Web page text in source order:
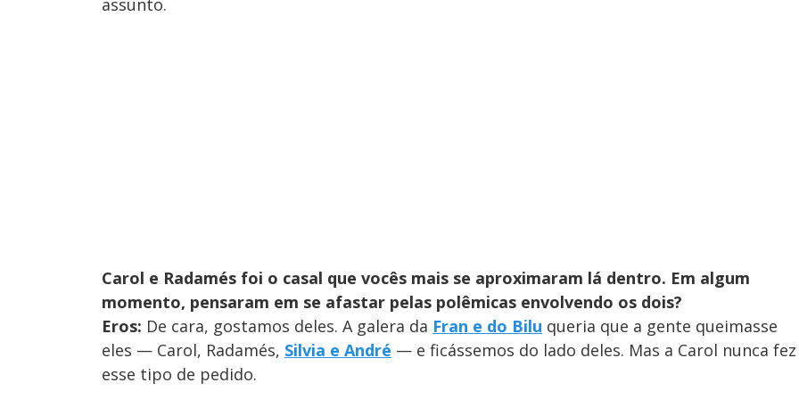
Carol e Radamés foi o casal que vocês mais se aproximaram lá dentro. Em algum
momento, pensaram em se afastar pelas polêmicas envolvendo os dois?
Eros: De cara, gostamos deles. A galera da Fran e do Bilu queria que a gente queimasse
eles — Carol, Radamés, Silvia e André — e ficássemos do lado deles. Mas a Carol nunca fez
esse tipo de pedido.